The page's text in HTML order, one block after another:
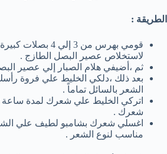
الطريقة :
قومي بهرس من 3 إلي 4
لاستخلاص عصير البصل الطازج .
ثم ،أضيفي هلام الصبار إلي عصير
بعد ذلك ،دلكي الخليط علي فروة
الشعر بالسائل تماماً .
اتركي الخليط علي شعرك لمدة
شعرك .
اغسلي شعرك بشامبو لطيف علي
مناسب لنوع الشعر .